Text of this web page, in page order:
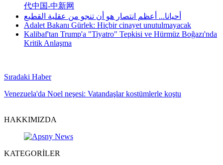
代中国-中新网
أحيانا... أعظم انتصار هو أن تنجو من عقلية القطيع
Adalet Bakanı Gürlek: Hiçbir cinayet unutulmayacak
Kalibaf'tan Trump'a "Tiyatro" Tepkisi ve Hürmüz Boğazı'nda
Kritik Anlaşma
Sıradaki Haber
Venezuela'da Noel neşesi: Vatandaşlar kostümlerle koştu
HAKKIMIZDA
KATEGORİLER